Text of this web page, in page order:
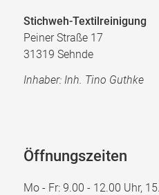
Stichweh-Textilreinigung
Peiner Straße 17
31319 Sehnde
Inhaber: Inh. Tino Guthke
Öffnungszeiten
Mo - Fr: 9.00 - 12.00 Uhr,